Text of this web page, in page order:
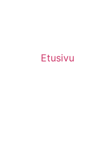
Etusivu